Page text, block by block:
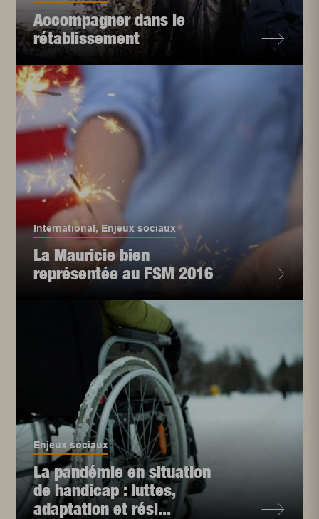
Accompagner dans le
rétablissement
International, Enjeux sociaux
La Mauricie bien
représentée au FSM 2016
Enjeux sociaux
La pandémie en situation
de handicap : luttes,
adaptation et rési...